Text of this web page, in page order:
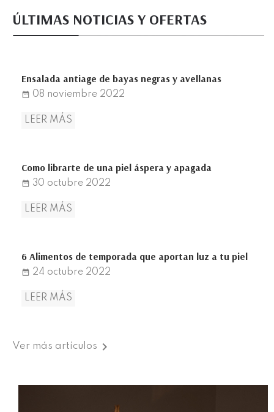
ÚLTIMAS NOTICIAS Y OFERTAS
Ensalada antiage de bayas negras y avellanas
date_range 08 noviembre 2022
LEER MÁS
Como librarte de una piel áspera y apagada
date_range 30 octubre 2022
LEER MÁS
6 Alimentos de temporada que aportan luz a tu piel
date_range 24 octubre 2022
LEER MÁS
Ver más artículos 